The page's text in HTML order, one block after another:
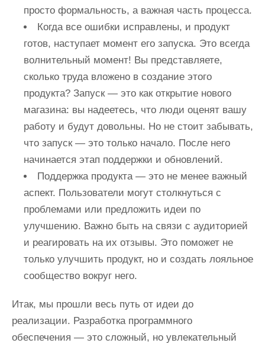
просто формальность, а важная часть процесса.
Когда все ошибки исправлены, и продукт
готов, наступает момент его запуска. Это всегда
волнительный момент! Вы представляете,
сколько труда вложено в создание этого
продукта? Запуск — это как открытие нового
магазина: вы надеетесь, что люди оценят вашу
работу и будут довольны. Но не стоит забывать,
что запуск — это только начало. После него
начинается этап поддержки и обновлений.
Поддержка продукта — это не менее важный
аспект. Пользователи могут столкнуться с
проблемами или предложить идеи по
улучшению. Важно быть на связи с аудиторией
и реагировать на их отзывы. Это поможет не
только улучшить продукт, но и создать лояльное
сообщество вокруг него.
Итак, мы прошли весь путь от идеи до
реализации. Разработка программного
обеспечения — это сложный, но увлекательный